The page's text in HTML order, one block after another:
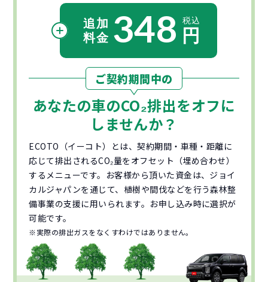
348
ご契約期間中の
あなたの車のCO₂排出をオフに
しませんか？
ECOTO（イーコト）とは、契約期間・車種・距離に
応じて排出されるCO₂量をオフセット（埋め合わせ）
するメニューです。お客様から頂いた資金は、ジョイ
カルジャパンを通じて、植樹や間伐などを行う森林整
備事業の支援に用いられます。お申し込み時に選択が
可能です。
※実際の排出ガスをなくすわけではありません。